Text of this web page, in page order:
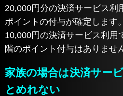
20,000円分の決済サービス利
ポイントの付与が確定します。
10,000円の決済サービス利用
階のポイント付与はありませ
家族の場合は決済サー
とめれない